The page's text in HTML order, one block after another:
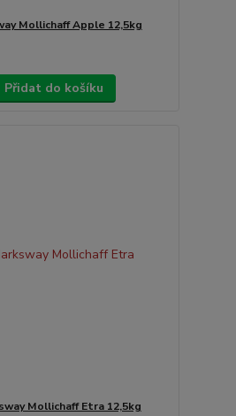
Mollichaff Apple 12,5kg
Přidat do košíku
Mollichaff Etra 12,5kg